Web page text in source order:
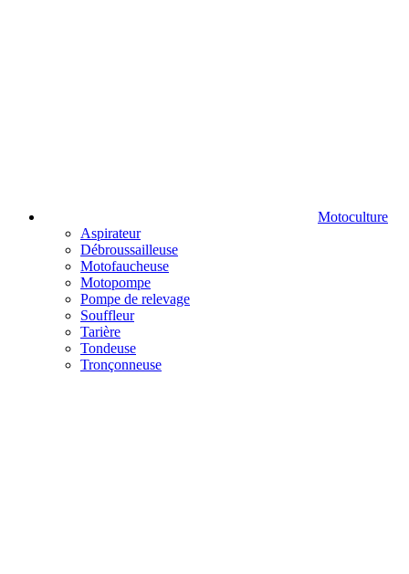
Motoculture
Aspirateur
Débroussailleuse
Motofaucheuse
Motopompe
Pompe de relevage
Souffleur
Tarière
Tondeuse
Tronçonneuse